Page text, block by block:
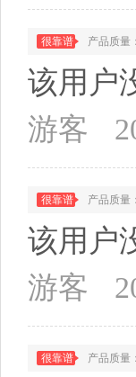
很靠谱 产品质量：
该用户
游客
很靠谱 产品质量：
该用户
游客
很靠谱 产品质量：